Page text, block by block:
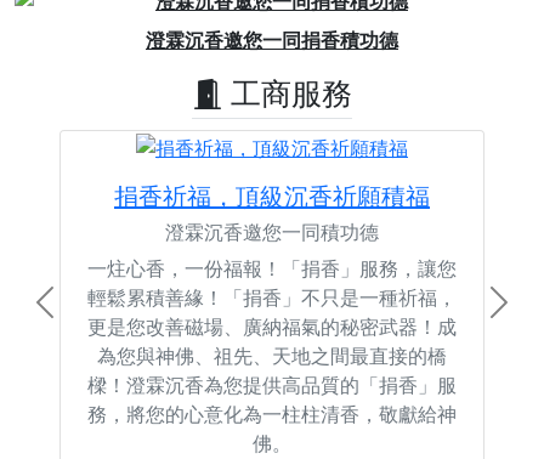
澄霖沉香邀您一同捐香積功德
工商服務
捐香祈福，頂級沉香祈願積福
澄霖沉香邀您一同積功德
一炷心香，一份福報！「捐香」服務，讓您
輕鬆累積善緣！「捐香」不只是一種祈福，
更是您改善磁場、廣納福氣的秘密武器！成
為您與神佛、祖先、天地之間最直接的橋
樑！澄霖沉香為您提供高品質的「捐香」服
務，將您的心意化為一柱柱清香，敬獻給神
佛。
Previous Next